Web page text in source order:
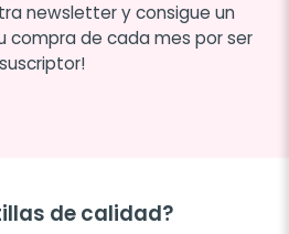
newsletter y consigue un
compra de cada mes por ser
suscriptor!
de calidad?